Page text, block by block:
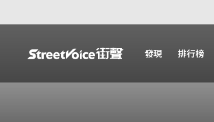
發現 排行榜